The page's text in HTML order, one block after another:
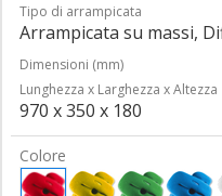
Tipo di arrampicata
Arrampicata su massi,
Dimensioni (mm)
Lunghezza x Larghezza x Altezza
970 x 350 x 180
Colore